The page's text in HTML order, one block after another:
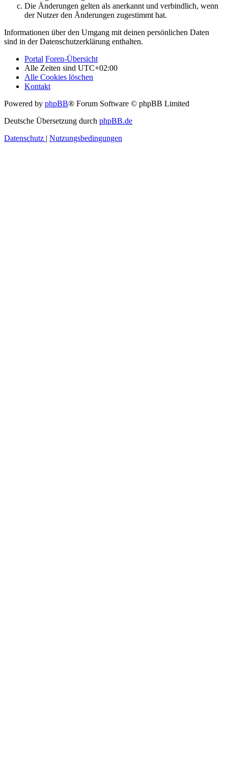
Die Änderungen gelten als anerkannt und verbindlich, wenn
der Nutzer den Änderungen zugestimmt hat.
Informationen über den Umgang mit deinen persönlichen Daten
sind in der Datenschutzerklärung enthalten.
Portal Foren-Übersicht
Alle Zeiten sind UTC+02:00
Alle Cookies löschen
Kontakt
Powered by phpBB® Forum Software © phpBB Limited
Deutsche Übersetzung durch phpBB.de
Datenschutz | Nutzungsbedingungen